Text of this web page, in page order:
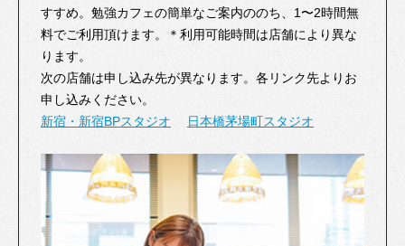
すすめ。勉強カフェの簡単なご案内ののち、1〜2時間無
料でご利用頂けます。＊利用可能時間は店舗により異な
ります。
次の店舗は申し込み先が異なります。各リンク先よりお
申し込みください。
新宿・新宿BPスタジオ
日本橋茅場町スタジオ